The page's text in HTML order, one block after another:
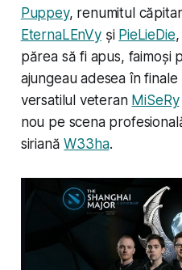
Puppey, renumitul
EternaLEnVyși PieLieDie
părea să fi apus, faimoși
ajungeau adesea în
versatilul veteran MiSeRy
nou pe scena
sirianăW33ha.